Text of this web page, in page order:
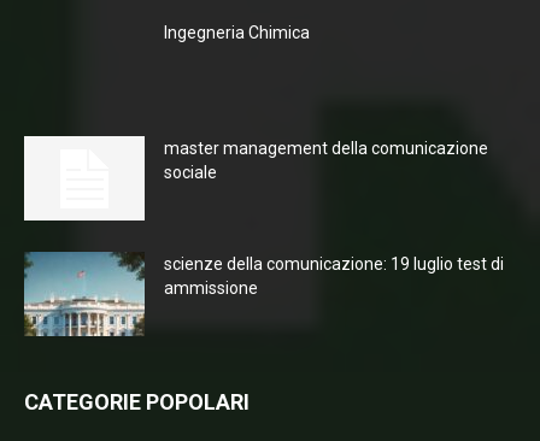
Ingegneria Chimica
master management della comunicazione
sociale
scienze della comunicazione: 19 luglio test di
ammissione
CATEGORIE POPOLARI